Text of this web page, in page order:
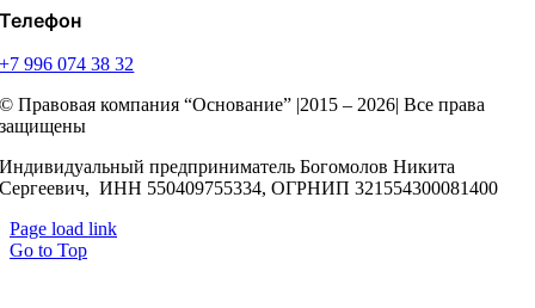
Телефон
+7 996 074 38 32
© Правовая компания “Основание” |2015 – 2026| Все права
защищены
Индивидуальный предприниматель Богомолов Никита
Сергеевич, ИНН 550409755334, ОГРНИП 321554300081400
Page load link
Go to Top